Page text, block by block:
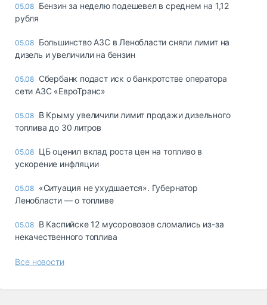
05.08 Бензин за неделю подешевел в среднем на 1,12
рубля
05.08 Большинство АЗС в Ленобласти сняли лимит на
дизель и увеличили на бензин
05.08 Сбербанк подаст иск о банкротстве оператора
сети АЗС «ЕвроТранс»
05.08 В Крыму увеличили лимит продажи дизельного
топлива до 30 литров
05.08 ЦБ оценил вклад роста цен на топливо в
ускорение инфляции
05.08 «Ситуация не ухудшается». Губернатор
Ленобласти — о топливе
05.08 В Каспийске 12 мусоровозов сломались из-за
некачественного топлива
Все новости